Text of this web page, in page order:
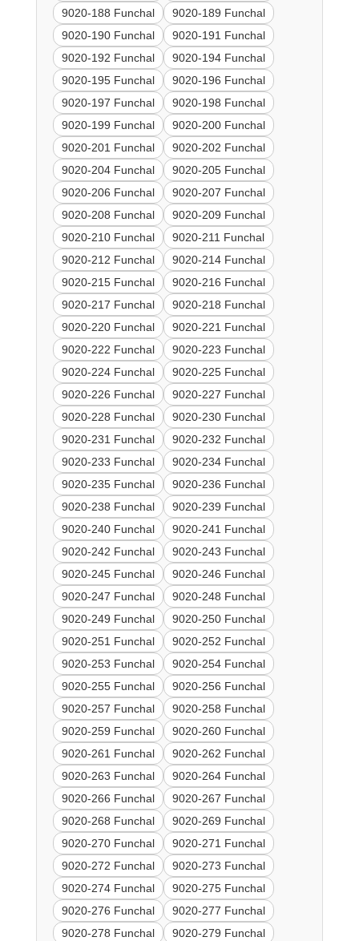
9020-188 Funchal
9020-189 Funchal
9020-190 Funchal
9020-191 Funchal
9020-192 Funchal
9020-194 Funchal
9020-195 Funchal
9020-196 Funchal
9020-197 Funchal
9020-198 Funchal
9020-199 Funchal
9020-200 Funchal
9020-201 Funchal
9020-202 Funchal
9020-204 Funchal
9020-205 Funchal
9020-206 Funchal
9020-207 Funchal
9020-208 Funchal
9020-209 Funchal
9020-210 Funchal
9020-211 Funchal
9020-212 Funchal
9020-214 Funchal
9020-215 Funchal
9020-216 Funchal
9020-217 Funchal
9020-218 Funchal
9020-220 Funchal
9020-221 Funchal
9020-222 Funchal
9020-223 Funchal
9020-224 Funchal
9020-225 Funchal
9020-226 Funchal
9020-227 Funchal
9020-228 Funchal
9020-230 Funchal
9020-231 Funchal
9020-232 Funchal
9020-233 Funchal
9020-234 Funchal
9020-235 Funchal
9020-236 Funchal
9020-238 Funchal
9020-239 Funchal
9020-240 Funchal
9020-241 Funchal
9020-242 Funchal
9020-243 Funchal
9020-245 Funchal
9020-246 Funchal
9020-247 Funchal
9020-248 Funchal
9020-249 Funchal
9020-250 Funchal
9020-251 Funchal
9020-252 Funchal
9020-253 Funchal
9020-254 Funchal
9020-255 Funchal
9020-256 Funchal
9020-257 Funchal
9020-258 Funchal
9020-259 Funchal
9020-260 Funchal
9020-261 Funchal
9020-262 Funchal
9020-263 Funchal
9020-264 Funchal
9020-266 Funchal
9020-267 Funchal
9020-268 Funchal
9020-269 Funchal
9020-270 Funchal
9020-271 Funchal
9020-272 Funchal
9020-273 Funchal
9020-274 Funchal
9020-275 Funchal
9020-276 Funchal
9020-277 Funchal
9020-278 Funchal
9020-279 Funchal